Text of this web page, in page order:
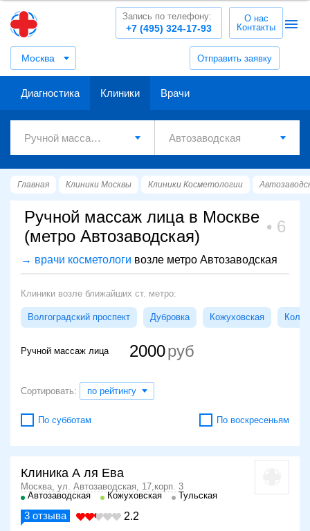
Москва Отправить заявку
+7 (495) 324-17-93
Запись по телефону:
О нас
Контакты
Диагностика Клиники Врачи
Главная Клиники Москвы Клиники Косметологии
Ручной массаж лица в Москве
(метро Автозаводская)
6
→ врачи косметологи возле метро Автозаводская
Клиники возле ближайших ст. метро:
Волгоградский проспект Дубровка Кожуховская
Ручной массаж лица 2000
Сортировать: по рейтингу
По субботам По воскресеньям
Клиника А ля Ева
Москва, ул. Автозаводская, 17,корп. 3
Автозаводская
Кожуховская Тульская
3 отзыва 2.2